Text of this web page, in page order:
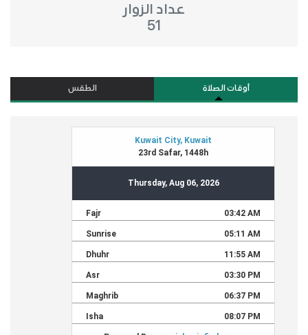
عداد الزوار
51
أوقات الصلاة الطقس